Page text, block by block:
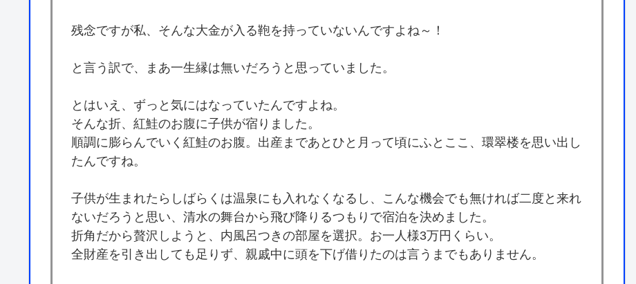
残念ですが私、そんな大金が入る鞄を持っていないんですよね～！
と言う訳で、まあ一生縁は無いだろうと思っていました。
とはいえ、ずっと気にはなっていたんですよね。
そんな折、紅鮭のお腹に子供が宿りました。
順調に膨らんでいく紅鮭のお腹。出産まであとひと月って頃にふとここ、環翠楼を思い出し
たんですね。
子供が生まれたらしばらくは温泉にも入れなくなるし、こんな機会でも無ければ二度と来れ
ないだろうと思い、清水の舞台から飛び降りるつもりで宿泊を決めました。
折角だから贅沢しようと、内風呂つきの部屋を選択。お一人様3万円くらい。
全財産を引き出しても足りず、親戚中に頭を下げ借りたのは言うまでもありません。